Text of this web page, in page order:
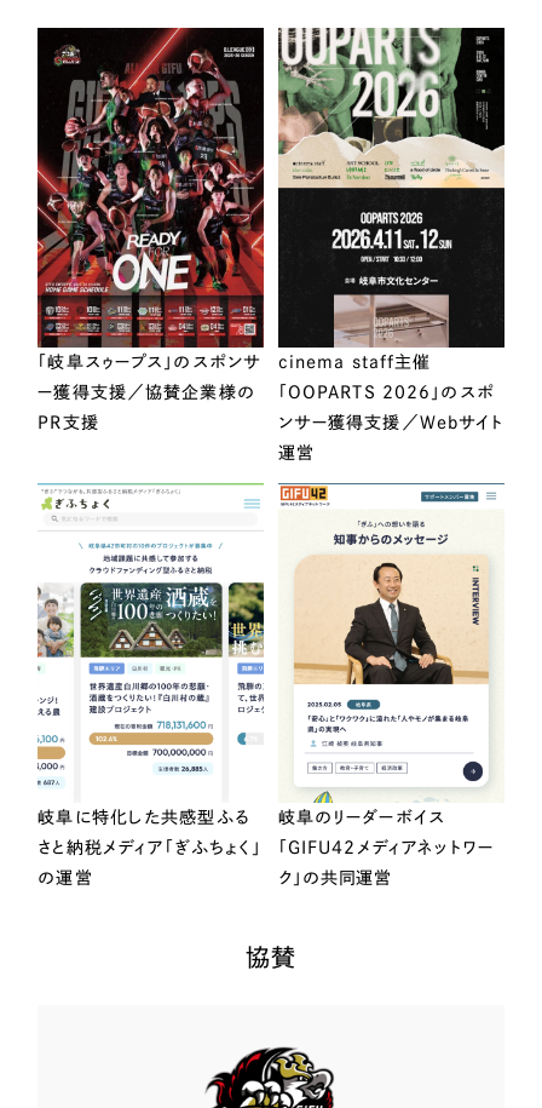
「岐阜スゥープス」のスポンサ
ー獲得支援／協賛企業様の
PR支援
cinema staff主催
「OOPARTS 2026」のスポ
ンサー獲得支援／Webサイト
運営
岐阜に特化した共感型ふる
さと納税メディア「ぎふちょく」
の運営
岐阜のリーダーボイス
「GIFU42メディアネットワー
ク」の共同運営
協賛